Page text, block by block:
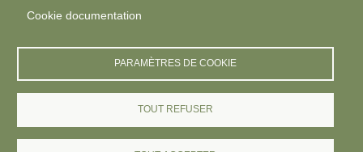
Cookie documentation
PARAMÈTRES DE COOKIE
TOUT REFUSER